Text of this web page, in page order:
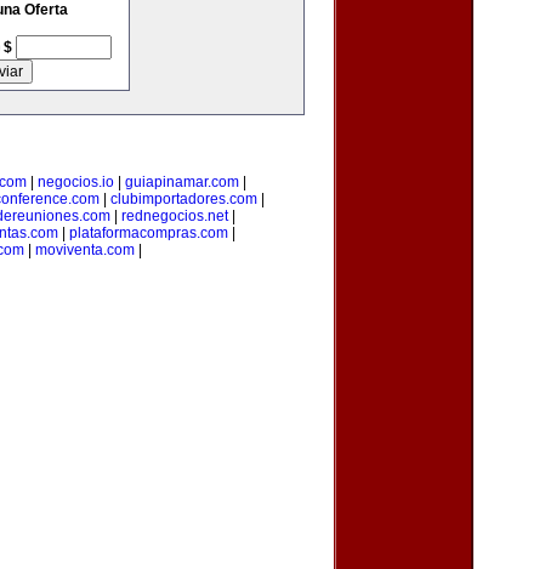
Oferta
$
| negocios.io| guiapinamar.com|
| clubimportadores.com|
| rednegocios.net|
| plataformacompras.com|
moviventa.com